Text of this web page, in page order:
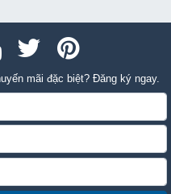
mãi đặc biệt? Đăng ký ngay.